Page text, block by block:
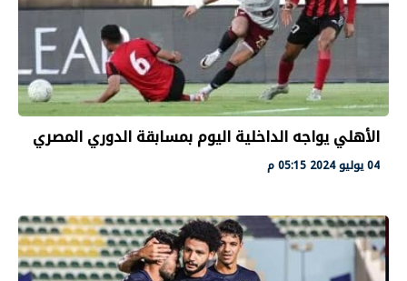
الأهلي يواجه الداخلية اليوم بمسابقة الدوري المصري
04 يوليو 2024 05:15 م